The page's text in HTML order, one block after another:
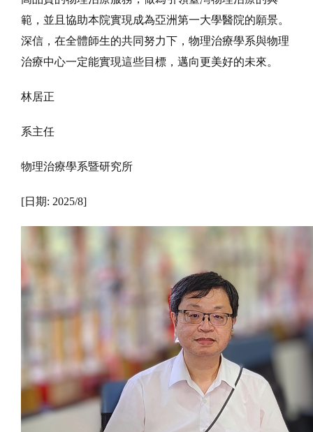
範，並且協助本院實現成為亞洲第一大學醫院的願景。
深信，在全體師生的共同努力下，物理治療學系與物理
治療中心一定能實現這些目標，邁向更美好的未來。
林居正
系主任
物理治療學系暨研究所
[日期: 2025/8]